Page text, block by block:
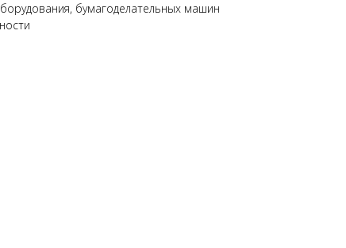
бумагоделательных машин